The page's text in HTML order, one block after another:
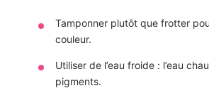
Tamponner plutôt que frotter
couleur.
Utiliser de l’eau froide : l’eau
pigments.